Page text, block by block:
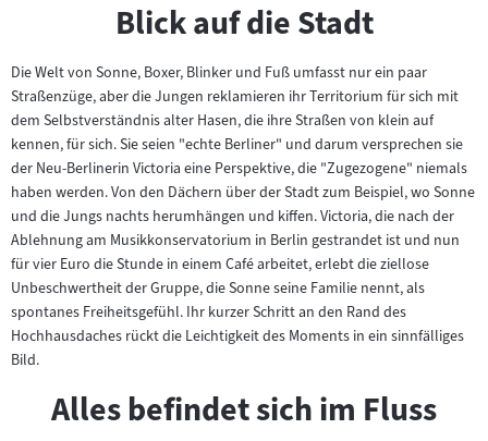
Blick auf die Stadt
Die Welt von Sonne, Boxer, Blinker und Fuß umfasst nur ein paar
Straßenzüge, aber die Jungen reklamieren ihr Territorium für sich mit
dem Selbstverständnis alter Hasen, die ihre Straßen von klein auf
kennen, für sich. Sie seien "echte Berliner" und darum versprechen sie
der Neu-Berlinerin Victoria eine Perspektive, die "Zugezogene" niemals
haben werden. Von den Dächern über der Stadt zum Beispiel, wo Sonne
und die Jungs nachts herumhängen und kiffen. Victoria, die nach der
Ablehnung am Musikkonservatorium in Berlin gestrandet ist und nun
für vier Euro die Stunde in einem Café arbeitet, erlebt die ziellose
Unbeschwertheit der Gruppe, die Sonne seine Familie nennt, als
spontanes Freiheitsgefühl. Ihr kurzer Schritt an den Rand des
Hochhausdaches rückt die Leichtigkeit des Moments in ein sinnfälliges
Bild.
Alles befindet sich im Fluss